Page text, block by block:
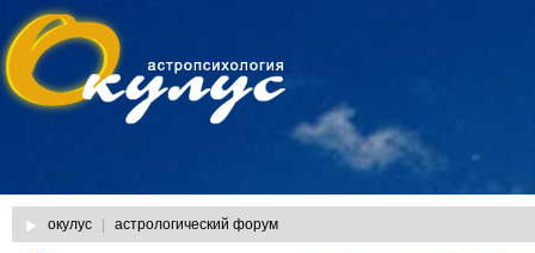
окулус астрологический форум